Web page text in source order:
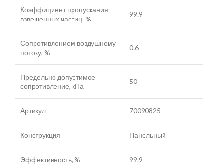
Коэффициент пропускания
взвешенных частиц, %
99.9
Сопротивлением воздушному
потоку, %
0.6
Предельно допустимое
сопротивление, кПа
50
Артикул 70090825
Конструкция Панельный
Эффективность, % 99.9